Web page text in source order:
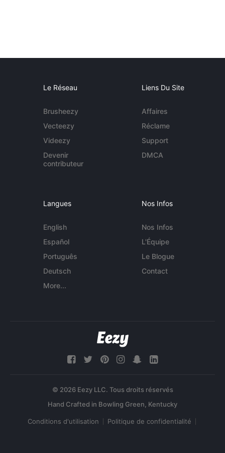
Le Réseau
Brusheezy
Vecteezy
Videezy
Devenir
contributeur
Liens Du Site
Affaires
Réclame
Support
DMCA
Langues
English
Español
Português
Deutsch
More...
Nos Infos
Nos Infos
L'Équipe
Le Blogue
Contact
© 2026 Eezy LLC. Tous droits réservés
Conditions d'utilisation Politique de confidentialité